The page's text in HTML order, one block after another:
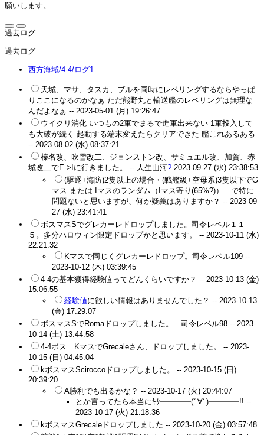
願いします。
過去ログ
過去ログ
西方海域/4-4/ログ1
天城、マサ、タスカ、ブルを同時にレベリングするならやっぱ
りここになるのかなぁ ただ熊野丸と輸送艦のレベリングは無理な
んだよなぁ -- 2023-05-01 (月) 19:26:47
ウイクリ消化 いつもの2軍でまるで進軍出来ない 1軍投入して
も大破が続く 起動する端末変えたらクリアできた 艦これあるある
-- 2023-08-02 (水) 08:37:21
榛名改、吹雪改二、ジョンストン改、サミュエル改、加賀、赤
城改二でE->Iに行きました。 -- 人生山河? 2023-09-27 (水) 23:38:53
(駆逐+海防)2隻以上の場合・(戦艦級+空母系)3隻以下でG
マス または Iマスのランダム（Iマス寄り(65%?)） で特に
問題ないと思いますが、何か疑義はありますか？ -- 2023-09-
27 (水) 23:41:41
ボスマスSでグレカーレドロップしました。司令レベル１１
５。多分ハロウィン限定ドロップかと思います。 -- 2023-10-11 (水)
22:21:32
Kマスで同じくグレカーレドロップ。司令レベル109 --
2023-10-12 (木) 03:39:45
4-4の基本獲得経験値ってどんくらいですか？ -- 2023-10-13 (金)
15:06:55
経験値に欲しい情報はありませんでした？ -- 2023-10-13
(金) 17:29:07
ボスマスSでRomaドロップしました。 司令レベル98 -- 2023-
10-14 (土) 13:44:58
4-4ボス KマスでGrecaleさん、ドロップしました。 -- 2023-
10-15 (日) 04:45:04
kボスマスSciroccoドロップしました。 -- 2023-10-15 (日)
20:39:20
A勝利でも出るかな？ -- 2023-10-17 (火) 20:44:07
とか言ってたら本当にｷﾀ━━━━(ﾟ∀ﾟ)━━━━!! --
2023-10-17 (火) 21:18:36
kボスマスGrecaleドロップしました -- 2023-10-20 (金) 03:57:48